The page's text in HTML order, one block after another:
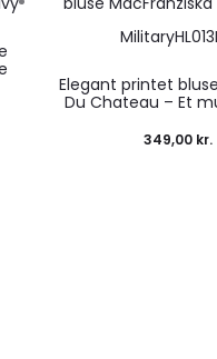
Elegant printet
Du Chateau – Et
349,00 kr.